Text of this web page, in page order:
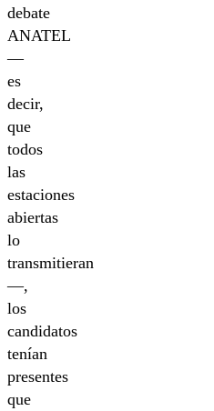
debate
ANATEL
—
es
decir,
que
todos
las
estaciones
abiertas
lo
transmitieran
—,
los
candidatos
tenían
presentes
que